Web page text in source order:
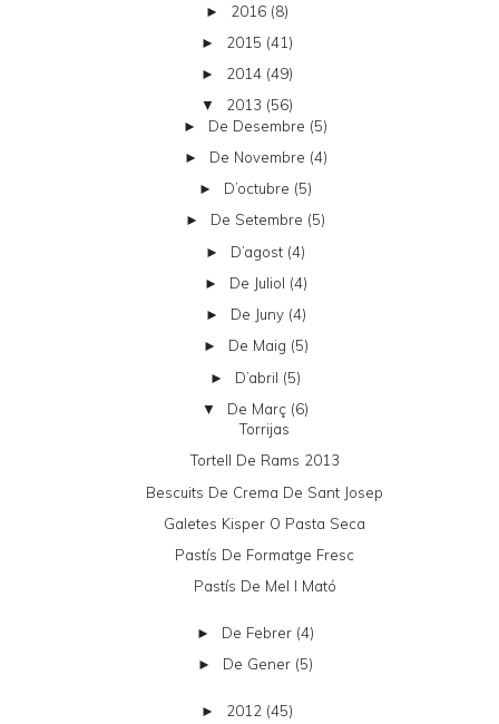
► 2016 (8)
► 2015 (41)
► 2014 (49)
▼ 2013 (56)
► De Desembre (5)
► De Novembre (4)
► D’octubre (5)
► De Setembre (5)
► D’agost (4)
► De Juliol (4)
► De Juny (4)
► De Maig (5)
► D’abril (5)
▼ De Març (6)
Torrijas
Tortell De Rams 2013
Bescuits De Crema De Sant Josep
Galetes Kisper O Pasta Seca
Pastís De Formatge Fresc
Pastís De Mel I Mató
► De Febrer (4)
► De Gener (5)
► 2012 (45)